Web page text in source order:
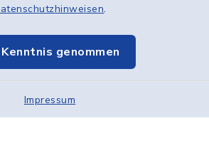
.
genommen
Impressum
Kommunikation
Sitemap